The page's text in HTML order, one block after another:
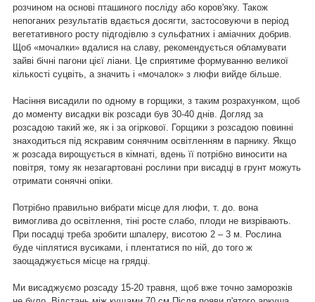
розчином на основі пташиного посліду або коров'яку. Також
непоганих результатів вдається досягти, застосовуючи в період
вегетативного росту підгодівлю з сульфатних і аміачних добрив.
Щоб «мочалки» вдалися на славу, рекомендується обламувати
зайві бічні пагони цієї ліани. Це сприятиме формуванню великої
кількості суцвіть, а значить і «мочалок» з люфи вийде більше.
Насіння висадили по одному в горщики, з таким розрахунком, щоб
до моменту висадки вік розсади був 30-40 днів. Догляд за
розсадою такий же, як і за огіркової. Горщики з розсадою повинні
знаходиться під яскравим сонячним освітленням в парнику. Якщо
ж розсада вирощується в кімнаті, вдень її потрібно виносити на
повітря, тому як незагартовані рослини при висадці в грунт можуть
отримати сонячні опіки.
Потрібно правильно вибрати місце для люфи, т. до. вона
вимоглива до освітлення, тіні росте слабо, плоди не визрівають.
При посадці треба зробити шпалеру, висотою 2 – 3 м. Рослина
буде чіплятися вусиками, і плентатися по ній, до того ж
заощаджується місце на грядці.
Ми висаджуємо розсаду 15-20 травня, щоб вже точно заморозків